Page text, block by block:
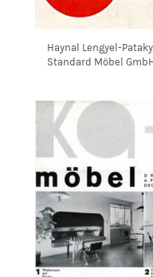
Haynal Lengyel-
Standard Möbel